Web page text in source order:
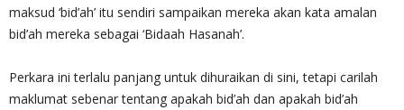
maksud ‘bid’ah’ itu sendiri sampaikan mereka akan kata amalan
bid’ah mereka sebagai ‘Bidaah Hasanah’.
Perkara ini terlalu panjang untuk dihuraikan di sini, tetapi carilah
maklumat sebenar tentang apakah bid’ah dan apakah bid’ah